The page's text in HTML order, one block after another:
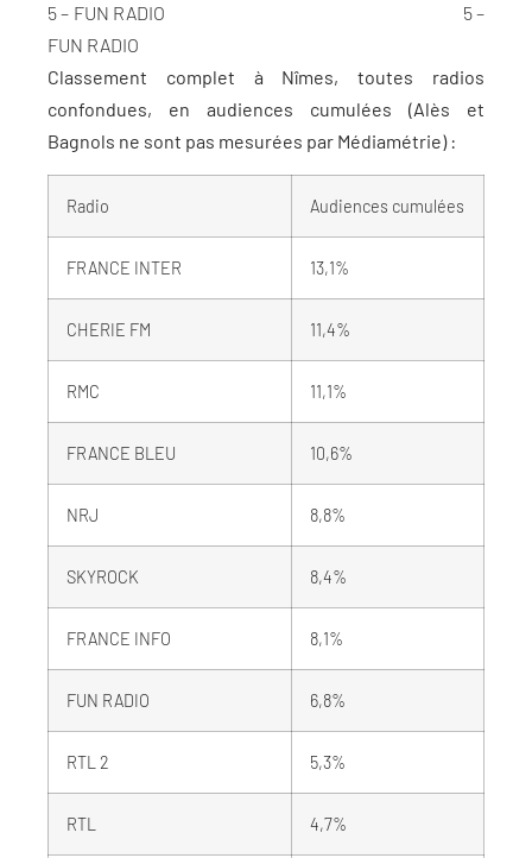
5 – FUN RADIO 5 –
FUN RADIO
Classement complet à Nîmes, toutes radios
confondues, en audiences cumulées (Alès et
Bagnols ne sont pas mesurées par Médiamétrie) :
Radio Audiences cumulées
FRANCE INTER 13,1%
CHERIE FM 11,4%
RMC 11,1%
FRANCE BLEU 10,6%
NRJ 8,8%
SKYROCK 8,4%
FRANCE INFO 8,1%
FUN RADIO 6,8%
RTL 2 5,3%
RTL 4,7%